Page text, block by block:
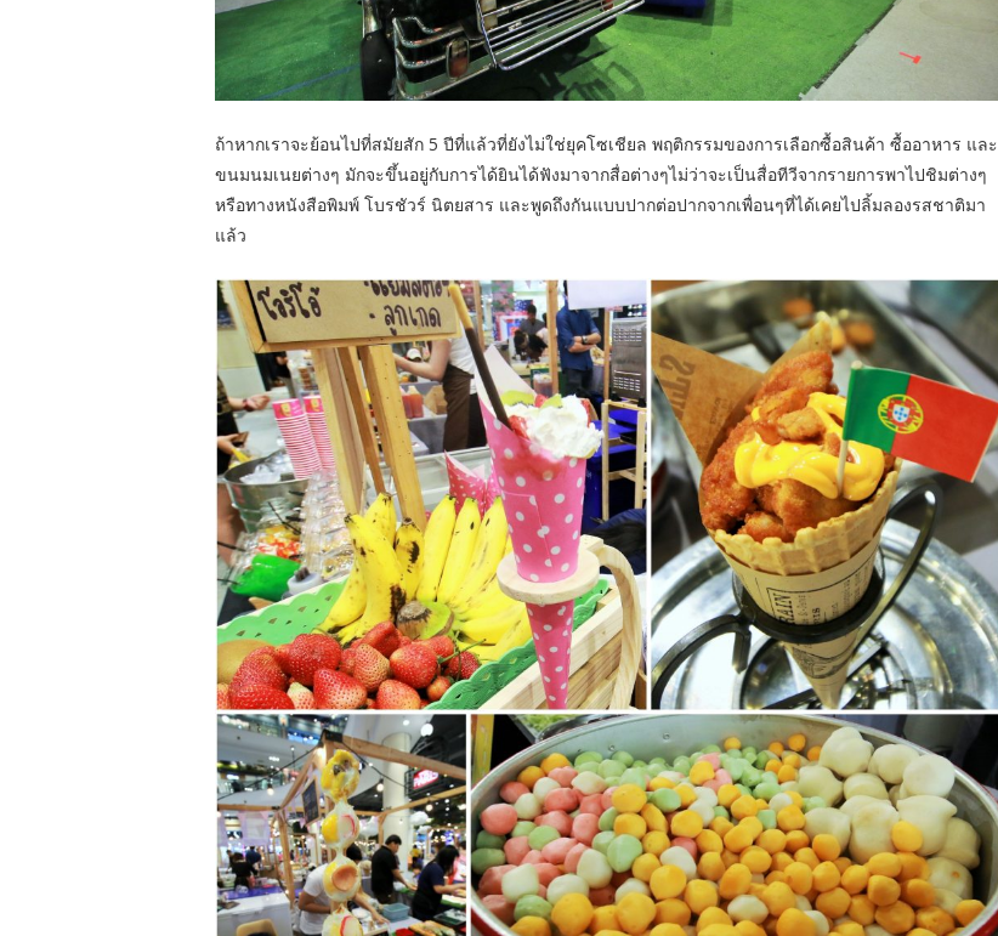
ถ้าหากเราจะย้อนไปที่สมัยสัก 5 ปีที่แล้วที่ยังไม่ใช่ยุคโซเชียล พฤติกรรมของการเลือกซื้อสินค้า ซื้ออาหาร และ
ขนมนมเนยต่างๆ มักจะขึ้นอยู่กับการได้ยินได้ฟังมาจากสื่อต่างๆไม่ว่าจะเป็นสื่อทีวีจากรายการพาไปชิมต่างๆ
หรือทางหนังสือพิมพ์ โบรชัวร์ นิตยสาร และพูดถึงกันแบบปากต่อปากจากเพื่อนๆที่ได้เคยไปลิ้มลองรสชาติมา
แล้ว